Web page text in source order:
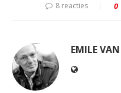
8 reacties 0
EMILE